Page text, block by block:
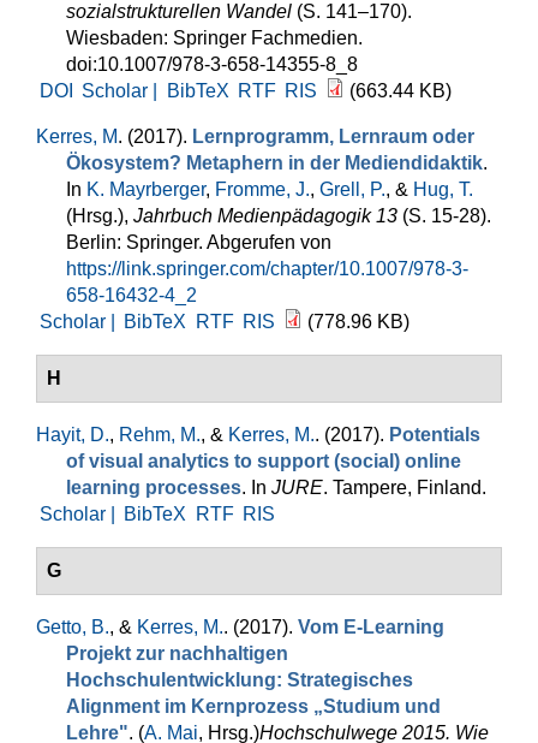
sozialstrukturellen Wandel (S. 141–170).
Wiesbaden: Springer Fachmedien.
doi:10.1007/978-3-658-14355-8_8
DOI
Scholar | BibTeX RTF RIS (663.44 KB)
Kerres, M. (2017). Lernprogramm, Lernraum oder
Ökosystem? Metaphern in der Mediendidaktik.
In K. Mayrberger, Fromme, J., Grell, P., & Hug, T.
(Hrsg.), Jahrbuch Medienpädagogik 13 (S. 15-28).
Berlin: Springer. Abgerufen von
https://link.springer.com/chapter/10.1007/978-3-
658-16432-4_2
Scholar |
BibTeX RTF RIS (778.96 KB)
H
Hayit, D., Rehm, M., & Kerres, M.. (2017). Potentials
of visual analytics to support (social) online
learning processes. In JURE. Tampere, Finland.
Scholar |
BibTeX RTF RIS
G
Getto, B., & Kerres, M.. (2017). Vom E-Learning
Projekt zur nachhaltigen
Hochschulentwicklung: Strategisches
Alignment im Kernprozess „Studium und
Lehre". (A. Mai, Hrsg.)Hochschulwege 2015. Wie